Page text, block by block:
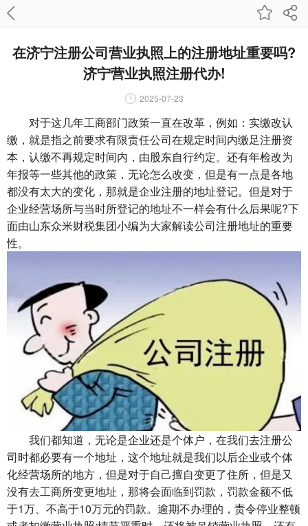
在济宁注册公司营业执照上的注册地址重要吗?
济宁营业执照注册代办!
2025-07-23
对于这几年工商部门政策一直在改革，例如：实缴改认
缴，就是指之前要求有限责任公司在规定时间内缴足注册资
本，认缴不再规定时间内，由股东自行约定。还有年检改为
年报等一些其他的政策，无论怎么改变，但是有一点是各地
都没有太大的变化，那就是企业注册的地址登记。但是对于
企业经营场所与当时所登记的地址不一样会有什么后果呢?下
面由山东众米财税集团小编为大家解读公司注册地址的重要
性。
我们都知道，无论是企业还是个体户，在我们去注册公
司时都必要有一个地址，这个地址就是我们以后企业或个体
化经营场所的地方，但是对于自己擅自变更了住所，但是又
没有去工商所变更地址，那将会面临到罚款，罚款金额不低
于1万、不高于10万元的罚款。逾期不办理的，责令停业整顿